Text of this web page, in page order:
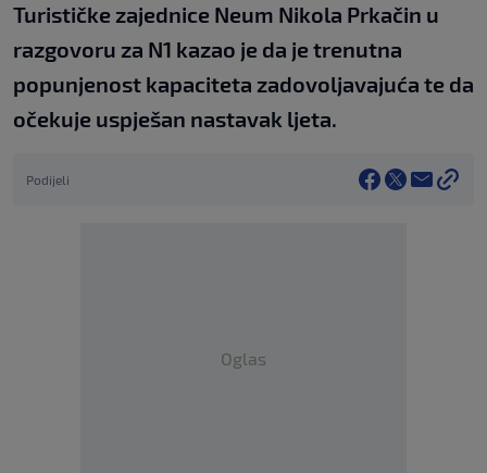
Turističke zajednice Neum Nikola Prkačin u
razgovoru za N1 kazao je da je trenutna
popunjenost kapaciteta zadovoljavajuća te da
očekuje uspješan nastavak ljeta.
Podijeli
Oglas